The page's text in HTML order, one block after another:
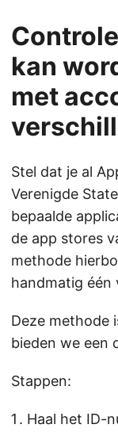
kan
met
Stel dat je al
Verenigde
bepaalde
de app stores
methode
handmatig één
Deze methode
bieden we een
Stappen:
Haal het ID-